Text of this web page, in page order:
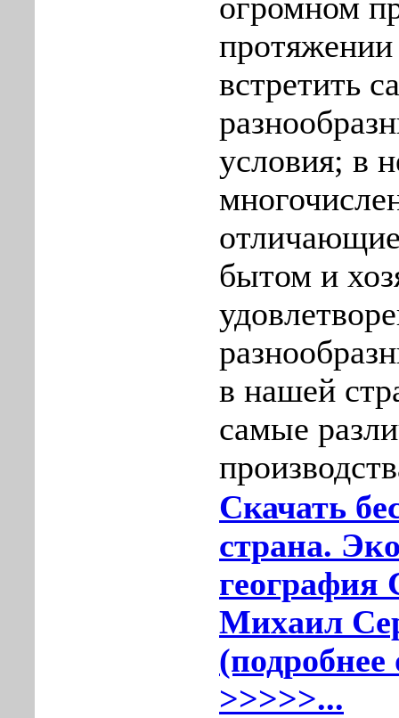
огромном
встретить
условия; в
бытом и
в нашей
самые
Скачать
страна.
Михаил
(подробнее
>>>>>...